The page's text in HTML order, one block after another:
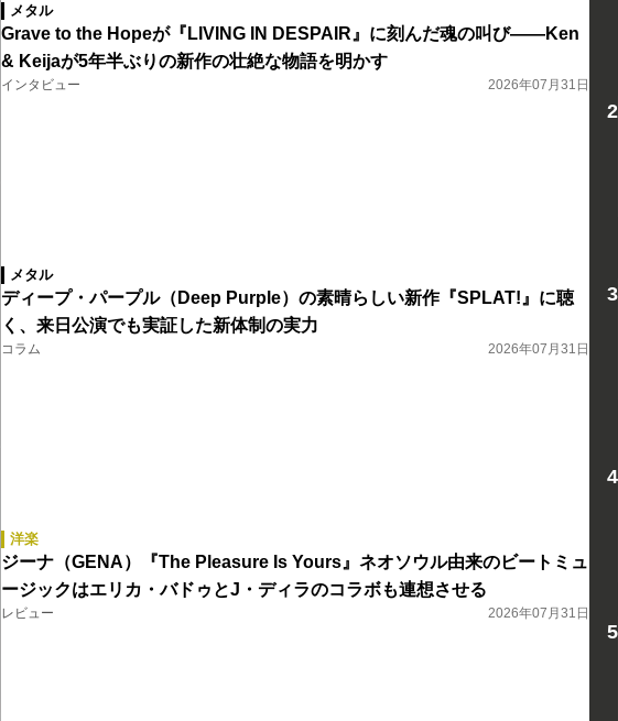
メタル
Grave to the Hopeが『LIVING IN DESPAIR』に刻んだ魂の叫び――Ken
& Keijaが5年半ぶりの新作の壮絶な物語を明かす
インタビュー 2026年07月31日
メタル
ディープ・パープル（Deep Purple）の素晴らしい新作『SPLAT!』に聴
く、来日公演でも実証した新体制の実力
コラム 2026年07月31日
洋楽
ジーナ（GENA）『The Pleasure Is Yours』ネオソウル由来のビートミュ
ージックはエリカ・バドゥとJ・ディラのコラボも連想させる
レビュー 2026年07月31日